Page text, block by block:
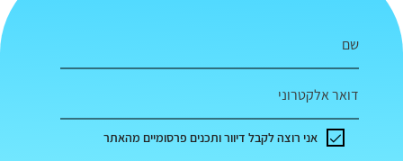
שם
דואר אלקטרוני
אני רוצה לקבל דיוור ותכנים פרסומיים מהאתר